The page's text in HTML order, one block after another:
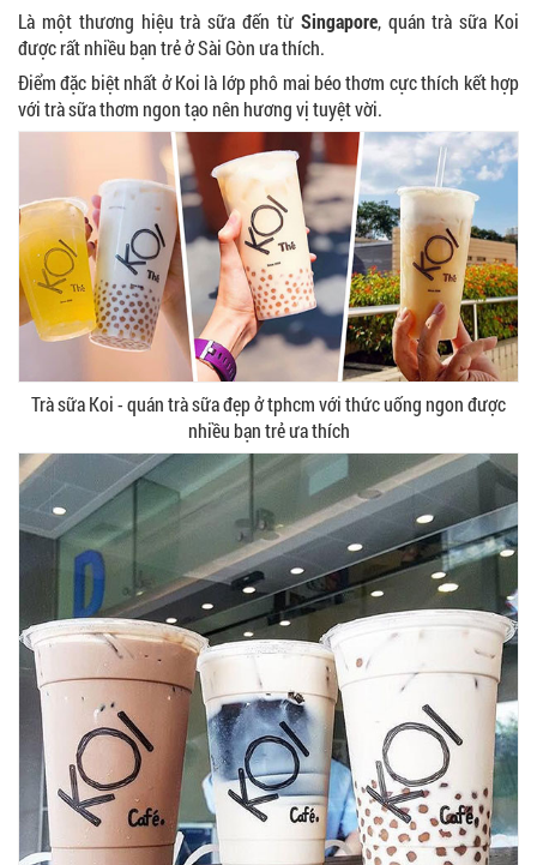
Là một thương hiệu trà sữa đến từ Singapore, quán trà sữa Koi
được rất nhiều bạn trẻ ở Sài Gòn ưa thích.
Điểm đặc biệt nhất ở Koi là lớp phô mai béo thơm cực thích kết hợp
với trà sữa thơm ngon tạo nên hương vị tuyệt vời.
Trà sữa Koi - quán trà sữa đẹp ở tphcm với thức uống ngon được
nhiều bạn trẻ ưa thích